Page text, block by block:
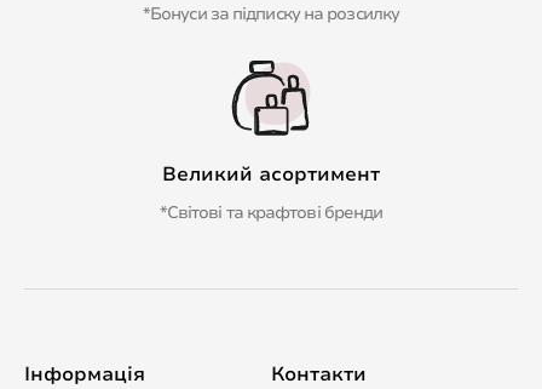
*Бонуси за підписку на розсилку
Великий асортимент
*Світові та крафтові бренди
Інформація Контакти